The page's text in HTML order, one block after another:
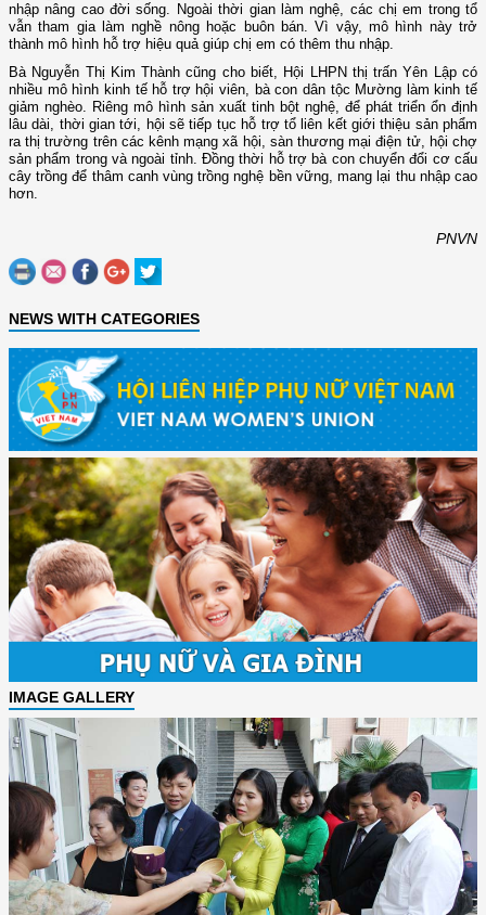
nhập nâng cao đời sống. Ngoài thời gian làm nghệ, các chị em trong tổ
vẫn tham gia làm nghề nông hoặc buôn bán. Vì vậy, mô hình này trở
thành mô hình hỗ trợ hiệu quả giúp chị em có thêm thu nhập.
Bà Nguyễn Thị Kim Thành cũng cho biết, Hội LHPN thị trấn Yên Lập có
nhiều mô hình kinh tế hỗ trợ hội viên, bà con dân tộc Mường làm kinh tế
giảm nghèo. Riêng mô hình sản xuất tinh bột nghệ, để phát triển ổn định
lâu dài, thời gian tới, hội sẽ tiếp tục hỗ trợ tổ liên kết giới thiệu sản phẩm
ra thị trường trên các kênh mạng xã hội, sàn thương mại điện tử, hội chợ
sản phẩm trong và ngoài tỉnh. Đồng thời hỗ trợ bà con chuyển đổi cơ cấu
cây trồng để thâm canh vùng trồng nghệ bền vững, mang lại thu nhập cao
hơn.
PNVN
NEWS WITH CATEGORIES
IMAGE GALLERY